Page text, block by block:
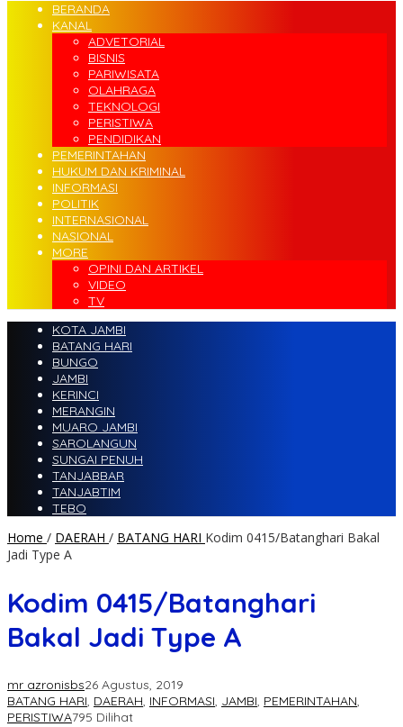
BERANDA
KANAL
ADVETORIAL
BISNIS
PARIWISATA
OLAHRAGA
TEKNOLOGI
PERISTIWA
PENDIDIKAN
PEMERINTAHAN
HUKUM DAN KRIMINAL
INFORMASI
POLITIK
INTERNASIONAL
NASIONAL
MORE
OPINI DAN ARTIKEL
VIDEO
TV
KOTA JAMBI
BATANG HARI
BUNGO
JAMBI
KERINCI
MERANGIN
MUARO JAMBI
SAROLANGUN
SUNGAI PENUH
TANJABBAR
TANJABTIM
TEBO
Home / DAERAH / BATANG HARI Kodim 0415/Batanghari Bakal
Jadi Type A
Kodim 0415/Batanghari
Bakal Jadi Type A
mr azronisbs26 Agustus, 2019
BATANG HARI, DAERAH, INFORMASI, JAMBI, PEMERINTAHAN,
PERISTIWA795 Dilihat